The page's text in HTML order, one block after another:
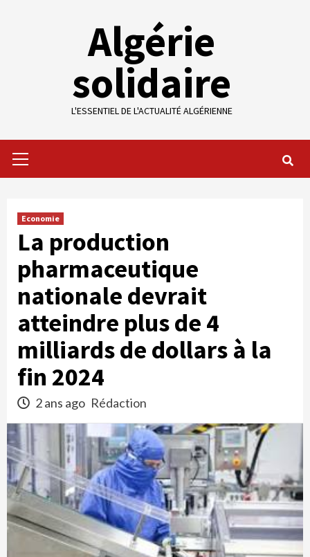
Algérie
solidaire
L'ESSENTIEL DE L'ACTUALITÉ ALGÉRIENNE
Menu
Economie
La production
pharmaceutique
nationale devrait
atteindre plus de 4
milliards de dollars à la
fin 2024
2 ans ago Rédaction